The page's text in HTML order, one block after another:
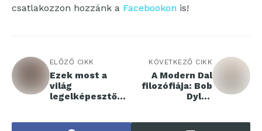
csatlakozzon hozzánk a Facebookon is!
ELŐZŐ CIKK
Ezek most a
világ
legelképesztőbb
KÖVETKEZŐ CIKK
A Modern Dal
filozófiája: Bob
Dylan